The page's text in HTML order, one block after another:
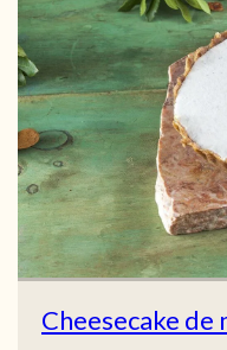
Cheesecake